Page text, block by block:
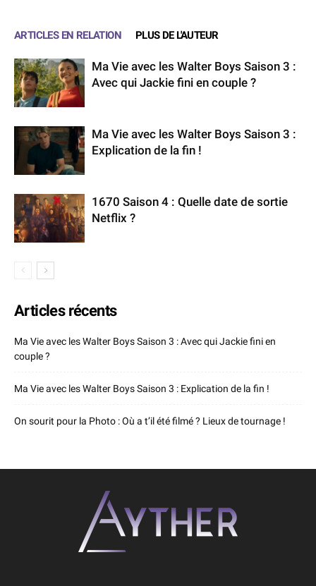
ARTICLES EN RELATION PLUS DE L'AUTEUR
Ma Vie avec les Walter Boys Saison 3 :
Avec qui Jackie fini en couple ?
Ma Vie avec les Walter Boys Saison 3 :
Explication de la fin !
1670 Saison 4 : Quelle date de sortie
Netflix ?
Articles récents
Ma Vie avec les Walter Boys Saison 3 : Avec qui Jackie fini en
couple ?
Ma Vie avec les Walter Boys Saison 3 : Explication de la fin !
On sourit pour la Photo : Où a t’il été filmé ? Lieux de tournage !